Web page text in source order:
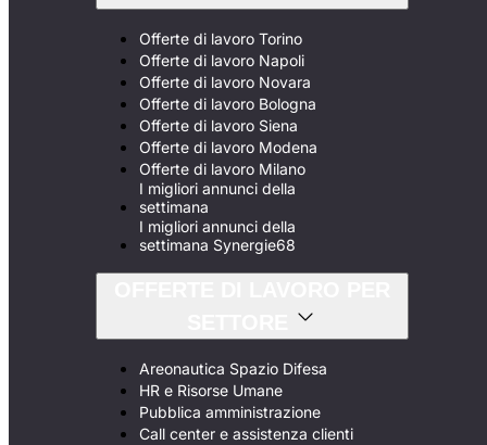
Offerte di lavoro Torino
Offerte di lavoro Napoli
Offerte di lavoro Novara
Offerte di lavoro Bologna
Offerte di lavoro Siena
Offerte di lavoro Modena
Offerte di lavoro Milano
I migliori annunci della
settimana
I migliori annunci della
settimana Synergie68
Areonautica Spazio Difesa
HR e Risorse Umane
Pubblica amministrazione
Call center e assistenza clienti